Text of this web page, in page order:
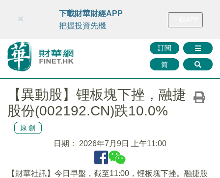
財華智庫網 FINTV FINMETA 財華證券 媒體矩陣
訂閱
简
×
下載財華財經APP
把握投資先機
【異動股】锂板塊下挫，融捷
股份(002192.CN)跌10.0%
原創
日期： 2026年7月9日 上午11:00
【財華社訊】今日早盤，截至11:00，锂板塊下挫。融捷股